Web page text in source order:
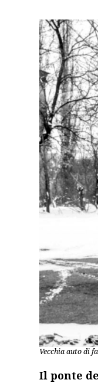
Vecchia auto di
Il ponte